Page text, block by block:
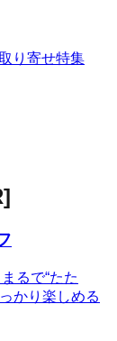
り寄せ特集
るで“たた
かり楽しめる